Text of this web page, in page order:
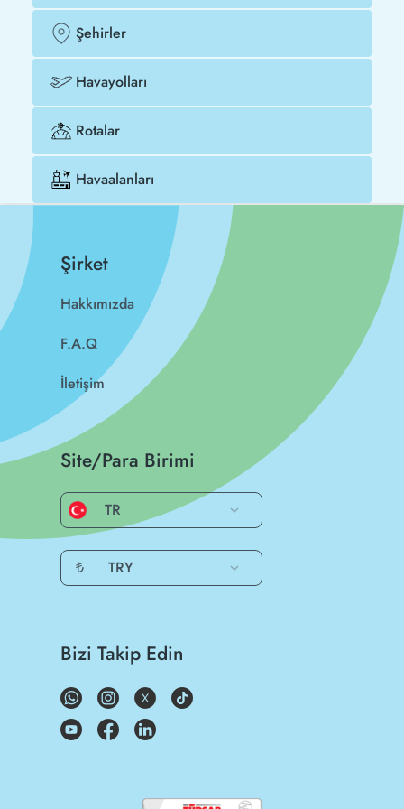
Şehirler
Havayolları
Rotalar
Havaalanları
Şirket
Hakkımızda
F.A.Q
İletişim
Site/Para Birimi
TR
₺ TRY
Bizi Takip Edin